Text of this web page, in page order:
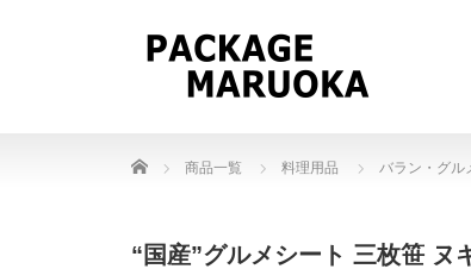
Home 商品一覧 料理用品 バラン・グル
“国産”グルメシート 三枚笹 ヌ